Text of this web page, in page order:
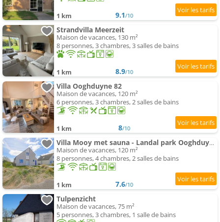
1 km 9.1/10
Strandvilla Meerzeit
Maison de vacances, 130 m²
8 personnes, 3 chambres, 3 salles de bains
1 km 8.9/10
Villa Ooghduyne 82
Maison de vacances, 120 m²
6 personnes, 3 chambres, 2 salles de bains
1 km 8/10
Villa Mooy met sauna - Landal park Ooghduyne Julianadorp aan Zee
Maison de vacances, 120 m²
8 personnes, 4 chambres, 2 salles de bains
1 km 7.6/10
Tulpenzicht
Maison de vacances, 75 m²
5 personnes, 3 chambres, 1 salle de bains